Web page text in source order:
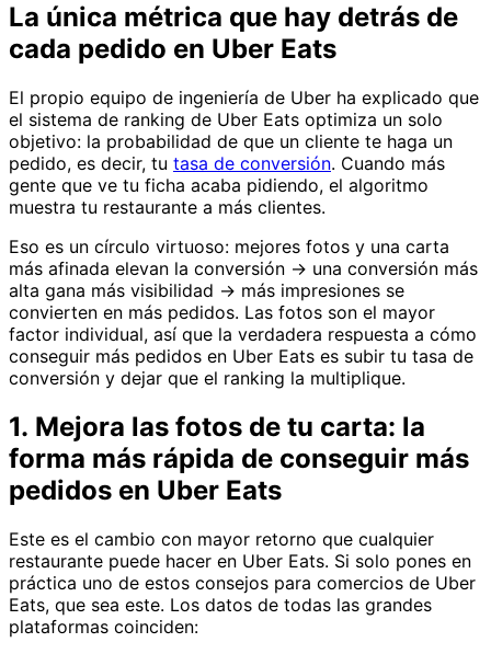
La única métrica que hay detrás de
cada pedido en Uber Eats
El propio equipo de ingeniería de Uber ha explicado que
el sistema de ranking de Uber Eats optimiza un solo
objetivo: la probabilidad de que un cliente te haga un
pedido, es decir, tu tasa de conversión. Cuando más
gente que ve tu ficha acaba pidiendo, el algoritmo
muestra tu restaurante a más clientes.
Eso es un círculo virtuoso: mejores fotos y una carta
más afinada elevan la conversión → una conversión más
alta gana más visibilidad → más impresiones se
convierten en más pedidos. Las fotos son el mayor
factor individual, así que la verdadera respuesta a cómo
conseguir más pedidos en Uber Eats es subir tu tasa de
conversión y dejar que el ranking la multiplique.
1. Mejora las fotos de tu carta: la
forma más rápida de conseguir más
pedidos en Uber Eats
Este es el cambio con mayor retorno que cualquier
restaurante puede hacer en Uber Eats. Si solo pones en
práctica uno de estos consejos para comercios de Uber
Eats, que sea este. Los datos de todas las grandes
plataformas coinciden: